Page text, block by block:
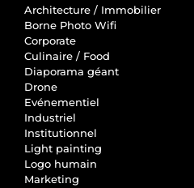
Architecture / Immobilier
Borne Photo Wifi
Corporate
Culinaire / Food
Diaporama géant
Drone
Evénementiel
Industriel
Institutionnel
Light painting
Logo humain
Marketing